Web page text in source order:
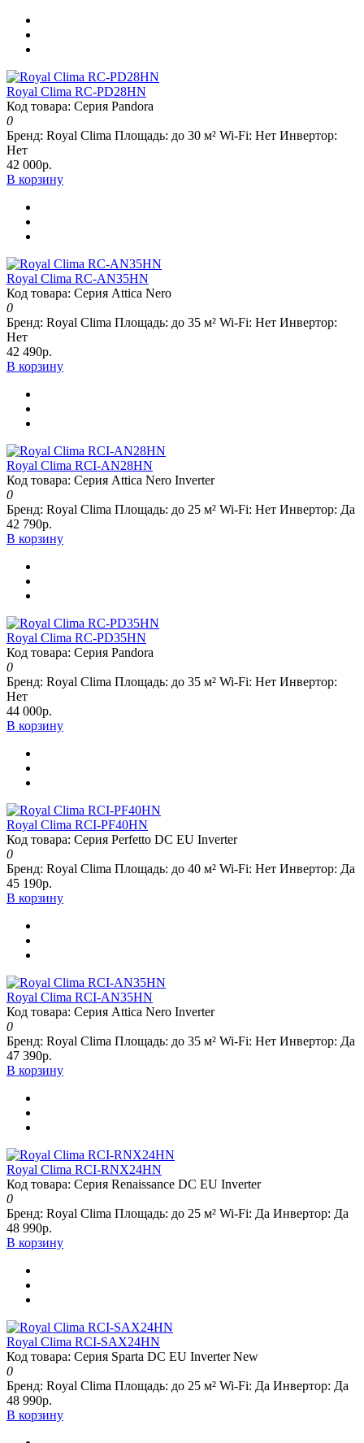
Royal Clima RC-PD28HN
Код товара: Серия Pandora
0
Бренд: Royal Clima Площадь: до 30 м² Wi-Fi: Нет Инвертор:
Нет
42 000р.
В корзину
Royal Clima RC-AN35HN
Код товара: Серия Attica Nero
0
Бренд: Royal Clima Площадь: до 35 м² Wi-Fi: Нет Инвертор:
Нет
42 490р.
В корзину
Royal Clima RCI-AN28HN
Код товара: Серия Attica Nero Inverter
0
Бренд: Royal Clima Площадь: до 25 м² Wi-Fi: Нет Инвертор: Да
42 790р.
В корзину
Royal Clima RC-PD35HN
Код товара: Серия Pandora
0
Бренд: Royal Clima Площадь: до 35 м² Wi-Fi: Нет Инвертор:
Нет
44 000р.
В корзину
Royal Clima RCI-PF40HN
Код товара: Серия Perfetto DC EU Inverter
0
Бренд: Royal Clima Площадь: до 40 м² Wi-Fi: Нет Инвертор: Да
45 190р.
В корзину
Royal Clima RCI-AN35HN
Код товара: Серия Attica Nero Inverter
0
Бренд: Royal Clima Площадь: до 35 м² Wi-Fi: Нет Инвертор: Да
47 390р.
В корзину
Royal Clima RCI-RNX24HN
Код товара: Серия Renaissance DC EU Inverter
0
Бренд: Royal Clima Площадь: до 25 м² Wi-Fi: Да Инвертор: Да
48 990р.
В корзину
Royal Clima RCI-SAX24HN
Код товара: Серия Sparta DC EU Inverter New
0
Бренд: Royal Clima Площадь: до 25 м² Wi-Fi: Да Инвертор: Да
48 990р.
В корзину